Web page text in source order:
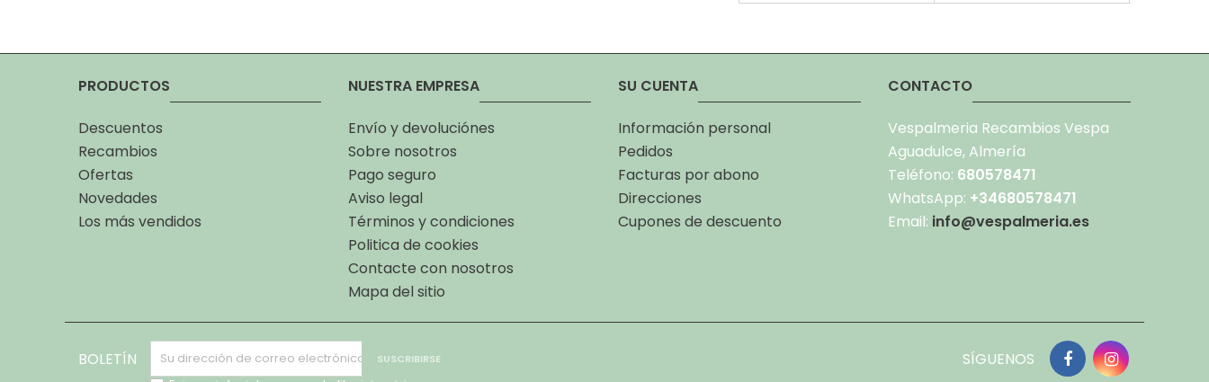
PRODUCTOS
Descuentos
Recambios
Ofertas
Novedades
Los más vendidos
NUESTRA EMPRESA
Envío y devoluciónes
Sobre nosotros
Pago seguro
Aviso legal
Términos y condiciones
Politica de cookies
Contacte con nosotros
Mapa del sitio
SU CUENTA
Información personal
Pedidos
Facturas por abono
Direcciones
Cupones de descuento
CONTACTO
Vespalmeria Recambios Vespa
Aguadulce, Almería
Teléfono: 680578471
WhatsApp: +34680578471
Email: info@vespalmeria.es
BOLETÍN SÍGUENOS